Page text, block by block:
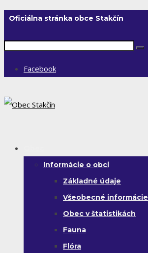
Oficiálna stránka obce Stakčín
Facebook
Informácie o obci
Základné údaje
Všeobecné informácie
Obec v štatistikách
Fauna
Flóra